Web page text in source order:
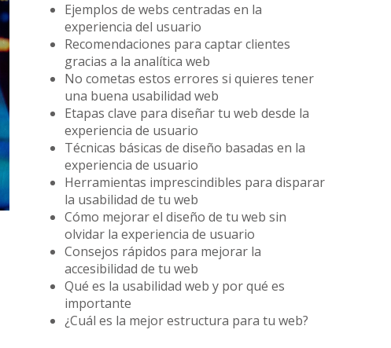
Ejemplos de webs centradas en la
experiencia del usuario
Recomendaciones para captar clientes
gracias a la analítica web
No cometas estos errores si quieres tener
una buena usabilidad web
Etapas clave para diseñar tu web desde la
experiencia de usuario
Técnicas básicas de diseño basadas en la
experiencia de usuario
Herramientas imprescindibles para disparar
la usabilidad de tu web
Cómo mejorar el diseño de tu web sin
olvidar la experiencia de usuario
Consejos rápidos para mejorar la
accesibilidad de tu web
Qué es la usabilidad web y por qué es
importante
¿Cuál es la mejor estructura para tu web?